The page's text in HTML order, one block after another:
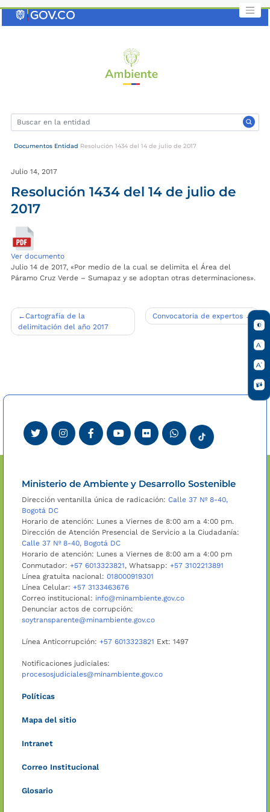
Documentos Entidad Resolución 1434 del 14 de julio de 2017
Julio 14, 2017
Resolución 1434 del 14 de julio de
2017
Ver documento
Julio 14 de 2017, «Por medio de la cual se delimita el Área del
Páramo Cruz Verde – Sumapaz y se adoptan otras determinaciones».
Navegación
de
Cartografía de la
delimitación del año 2017
Convocatoria de expertos
Ministerio de Ambiente y Desarrollo Sostenible
Dirección ventanilla única de radicación: Calle 37 Nº 8-40,
Bogotá DC
Horario de atención: Lunes a Viernes de 8:00 am a 4:00 pm.
Dirección de Atención Presencial de Servicio a la Ciudadanía:
Calle 37 Nº 8-40, Bogotá DC
Horario de atención: Lunes a Viernes de 8:00 am a 4:00 pm
Conmutador: +57 6013323821, Whatsapp: +57 3102213891
Línea gratuita nacional: 018000919301
Línea Celular: +57 3133463676
Correo institucional: info@minambiente.gov.co
Denunciar actos de corrupción:
soytransparente@minambiente.gov.co
Línea Anticorrupción: +57 6013323821 Ext: 1497
Notificaciones judiciales:
procesosjudiciales@minambiente.gov.co
Políticas
Mapa del sitio
Intranet
Correo Institucional
Glosario